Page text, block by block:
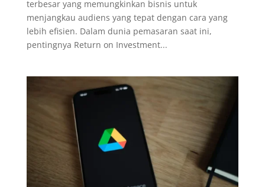
terbesar yang memungkinkan bisnis untuk
menjangkau audiens yang tepat dengan cara yang
lebih efisien. Dalam dunia pemasaran saat ini,
pentingnya Return on Investment...